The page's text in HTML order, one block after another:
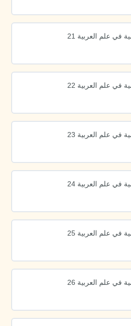
في علم العربية 21
في علم العربية 22
في علم العربية 23
في علم العربية 24
في علم العربية 25
في علم العربية 26